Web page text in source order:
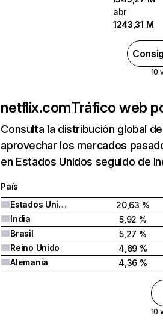
abr
1243,31 M
10
netflix.comTráfico web
Consulta la distribución global
aprovechar los mercados
en Estados Unidos seguido de
País
Estados Unidos
20,63 %
India
5,92 %
Brasil
5,27 %
Reino Unido
4,69 %
Alemania
4,36 %
10